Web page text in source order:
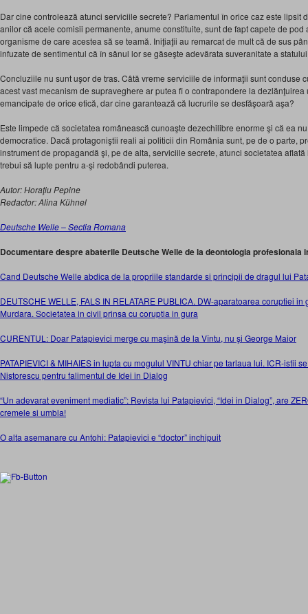
Dar cine controlează atunci serviciile secrete? Parlamentul în orice caz este lipsit
anilor că acele comisii permanente, anume constituite, sunt de fapt capete de
organisme de care acestea să se teamă. Iniţiaţii au remarcat de mult că de sus
infuzate de sentimentul că în sânul lor se găseşte adevărata suveranitate a
Concluziile nu sunt uşor de tras. Câtă vreme serviciile de informaţii sunt conduse
acest vast mecanism de supraveghere ar putea fi o contrapondere la
emancipate de orice etică, dar cine garantează că lucrurile se desfăşoară aşa?
Este limpede că societatea românească cunoaşte dezechilibre enorme şi că ea
democratice. Dacă protagoniştii reali ai politicii din România sunt, pe de o parte,
instrument de propagandă şi, pe de alta, serviciile secrete, atunci societatea
trebui să lupte pentru a-şi redobândi puterea.
Autor: HoraţiuPepine
Redactor: Alina Kühnel
Deutsche Welle – Sectia Romana
Documentare despre abaterile Deutsche Welle de la deontologia profesionala
Cand Deutsche Welle abdica de la propriile standarde si principii de dragul lui
DEUTSCHE WELLE, FALS IN RELATARE PUBLICA. DW-aparatoarea coruptiei
Murdara. Societatea in civil prinsa cu coruptia in gura
CURENTUL: Doar Patapievici merge cu maşină de la Vîntu, nu şi George Maior
PATAPIEVICI & MIHAIES in lupta cu mogulul VINTU chiar pe tarlaua lui. ICR-istii
Nistorescu pentru falimentul de Idei in Dialog
“Un adevarat eveniment mediatic”: Revista lui Patapievici, “Idei in Dialog”, are
cremele si umbla!
O alta asemanare cu Antohi: Patapievici e “doctor” inchipuit